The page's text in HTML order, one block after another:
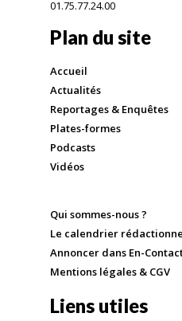
01.75.77.24.00
Plan du site
Accueil
Actualités
Reportages & Enquêtes
Plates-formes
Podcasts
Vidéos
Qui sommes-nous ?
Le calendrier
Annoncer dans En-
Mentions légales & CGV
Liens utiles